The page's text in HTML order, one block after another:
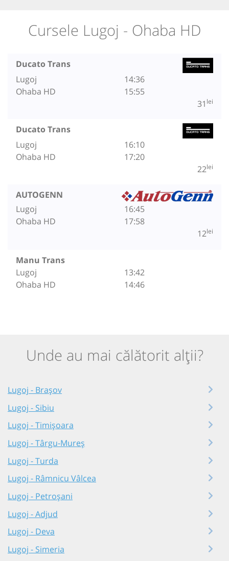
Cursele Lugoj - Ohaba HD
Ducato Trans
Lugoj
Ohaba HD
14:36
15:55
31 lei
Ducato Trans
Lugoj
Ohaba HD
16:10
17:20
22lei
AUTOGENN
Lugoj
Ohaba HD
16:45
17:58
12lei
Manu Trans
Lugoj
Ohaba HD
13:42
14:46
Unde au mai călătorit alții?
Lugoj - Brașov
Lugoj - Sibiu
Lugoj - Timișoara
Lugoj - Târgu-Mureș
Lugoj - Turda
Lugoj - Râmnicu Vâlcea
Lugoj - Petroșani
Lugoj - Adjud
Lugoj - Deva
Lugoj - Simeria